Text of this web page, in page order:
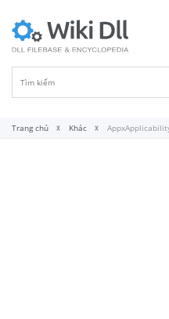
Trang chủ Khác